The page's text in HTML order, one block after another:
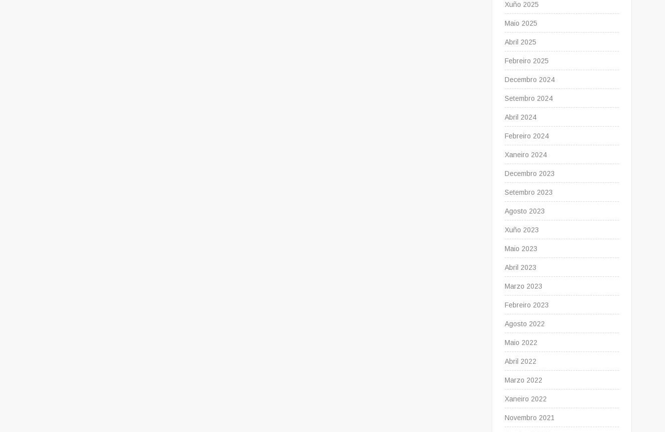
Xuño 2025
Maio 2025
Abril 2025
Febreiro 2025
Decembro 2024
Setembro 2024
Abril 2024
Febreiro 2024
Xaneiro 2024
Decembro 2023
Setembro 2023
Agosto 2023
Xuño 2023
Maio 2023
Abril 2023
Marzo 2023
Febreiro 2023
Agosto 2022
Maio 2022
Abril 2022
Marzo 2022
Xaneiro 2022
Novembro 2021